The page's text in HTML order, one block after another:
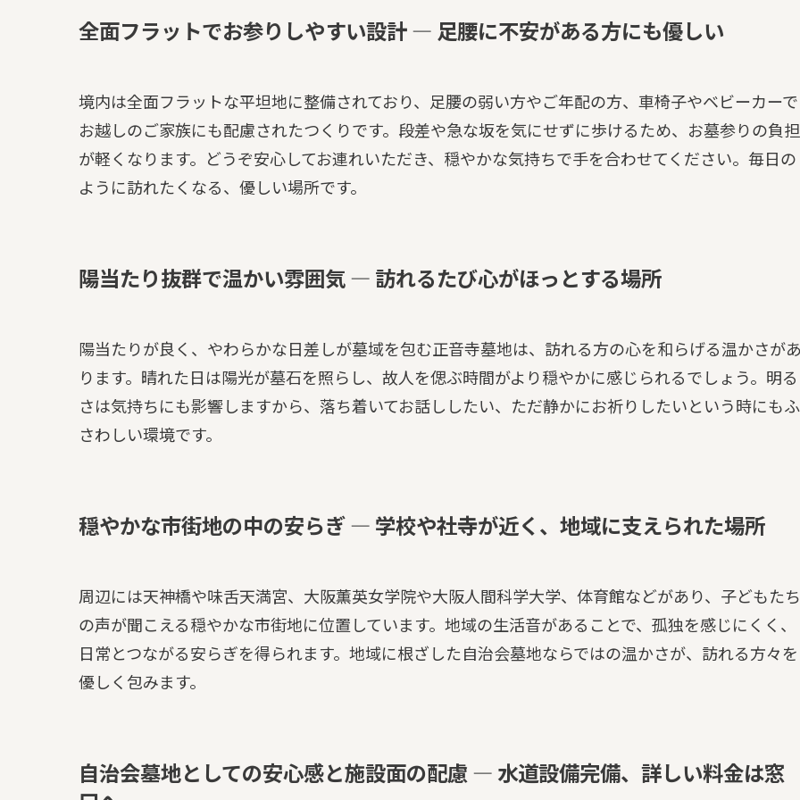
全面フラットでお参りしやすい設計 — 足腰に不安がある方にも優しい
境内は全面フラットな平坦地に整備されており、足腰の弱い方やご年配の方、車椅子やベビーカーで
お越しのご家族にも配慮されたつくりです。段差や急な坂を気にせずに歩けるため、お墓参りの負担
が軽くなります。どうぞ安心してお連れいただき、穏やかな気持ちで手を合わせてください。毎日の
ように訪れたくなる、優しい場所です。
陽当たり抜群で温かい雰囲気 — 訪れるたび心がほっとする場所
陽当たりが良く、やわらかな日差しが墓域を包む正音寺墓地は、訪れる方の心を和らげる温かさが
ります。晴れた日は陽光が墓石を照らし、故人を偲ぶ時間がより穏やかに感じられるでしょう。明る
さは気持ちにも影響しますから、落ち着いてお話ししたい、ただ静かにお祈りしたいという時にもふ
さわしい環境です。
穏やかな市街地の中の安らぎ — 学校や社寺が近く、地域に支えられた場所
周辺には天神橋や味舌天満宮、大阪薫英女学院や大阪人間科学大学、体育館などがあり、子どもたち
の声が聞こえる穏やかな市街地に位置しています。地域の生活音があることで、孤独を感じにくく、
日常とつながる安らぎを得られます。地域に根ざした自治会墓地ならではの温かさが、訪れる方々を
優しく包みます。
自治会墓地としての安心感と施設面の配慮 — 水道設備完備、詳しい料金は窓